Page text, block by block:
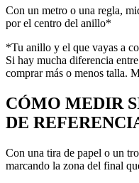
Con un metro o una regla,
por el centro del anillo*
*Tu anillo y el que vayas a
Si hay mucha diferencia
comprar más o menos talla.
CÓMO MEDIR
DE
Con una tira de papel o un
marcando la zona del final